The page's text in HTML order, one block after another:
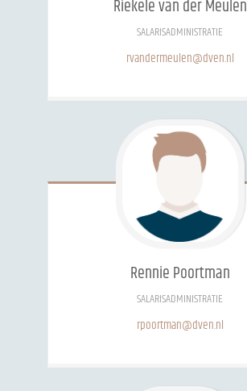
Riekelevan der Meulen
SALARISADMINISTRATIE
rvandermeulen@dven.nl
RenniePoortman
SALARISADMINISTRATIE
rpoortman@dven.nl